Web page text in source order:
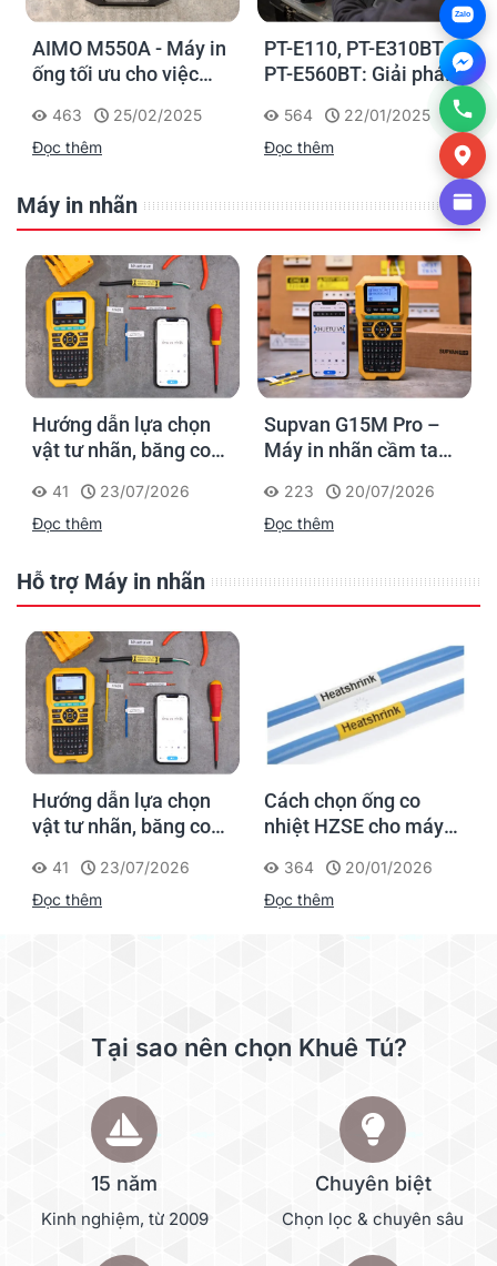
AIMO M550A - Máy in
ống tối ưu cho việc
nhận diện cáp điện,
cáp mạng
463
25/02/2025
Đọc thêm
PT-E110, PT-E310BT,
PT-E560BT: Giải pháp
in nhãn cầm tay công
nghiệp của Brother
564
22/01/2025
Đọc thêm
Máy in nhãn
Hướng dẫn lựa chọn
vật tư nhãn, băng co
Supvan G15M Pro
41
23/07/2026
Đọc thêm
Supvan G15M Pro –
Máy in nhãn cầm tay
dấu một lần, tra cứu
trọn đời công trình
223
20/07/2026
Đọc thêm
Hỗ trợ Máy in nhãn
Hướng dẫn lựa chọn
vật tư nhãn, băng co
Supvan G15M Pro
41
23/07/2026
Đọc thêm
Cách chọn ống co
nhiệt HZSE cho máy in
364
20/01/2026
Đọc thêm
Tại sao nên chọn Khuê Tú?
15 năm
Kinh nghiệm, từ 2009
Chuyên biệt
Chọn lọc & chuyên sâu
Zalo